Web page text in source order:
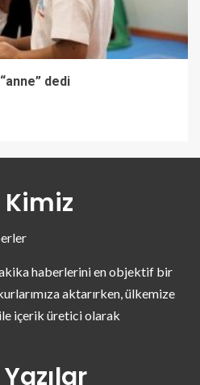
dedi
Kimiz
haberlerini en objektif bir
aktarırken, ülkemize
içerik üretici olarak